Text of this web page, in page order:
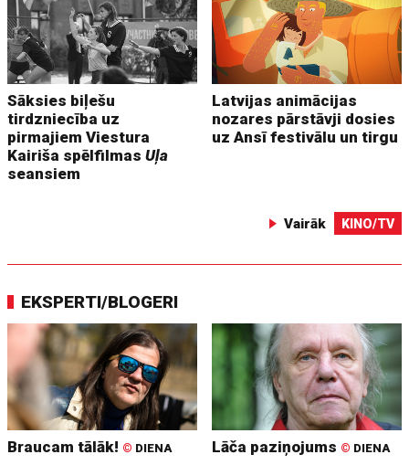
Sāksies biļešu
tirdzniecība uz
pirmajiem Viestura
Kairiša spēlfilmasUļa
seansiem
Latvijas animācijas
nozares pārstāvji dosies
uz Ansī festivālu un tirgu
Vairāk KINO/TV
EKSPERTI/BLOGERI
Braucam tālāk! © DIENA Lāča paziņojums © DIENA